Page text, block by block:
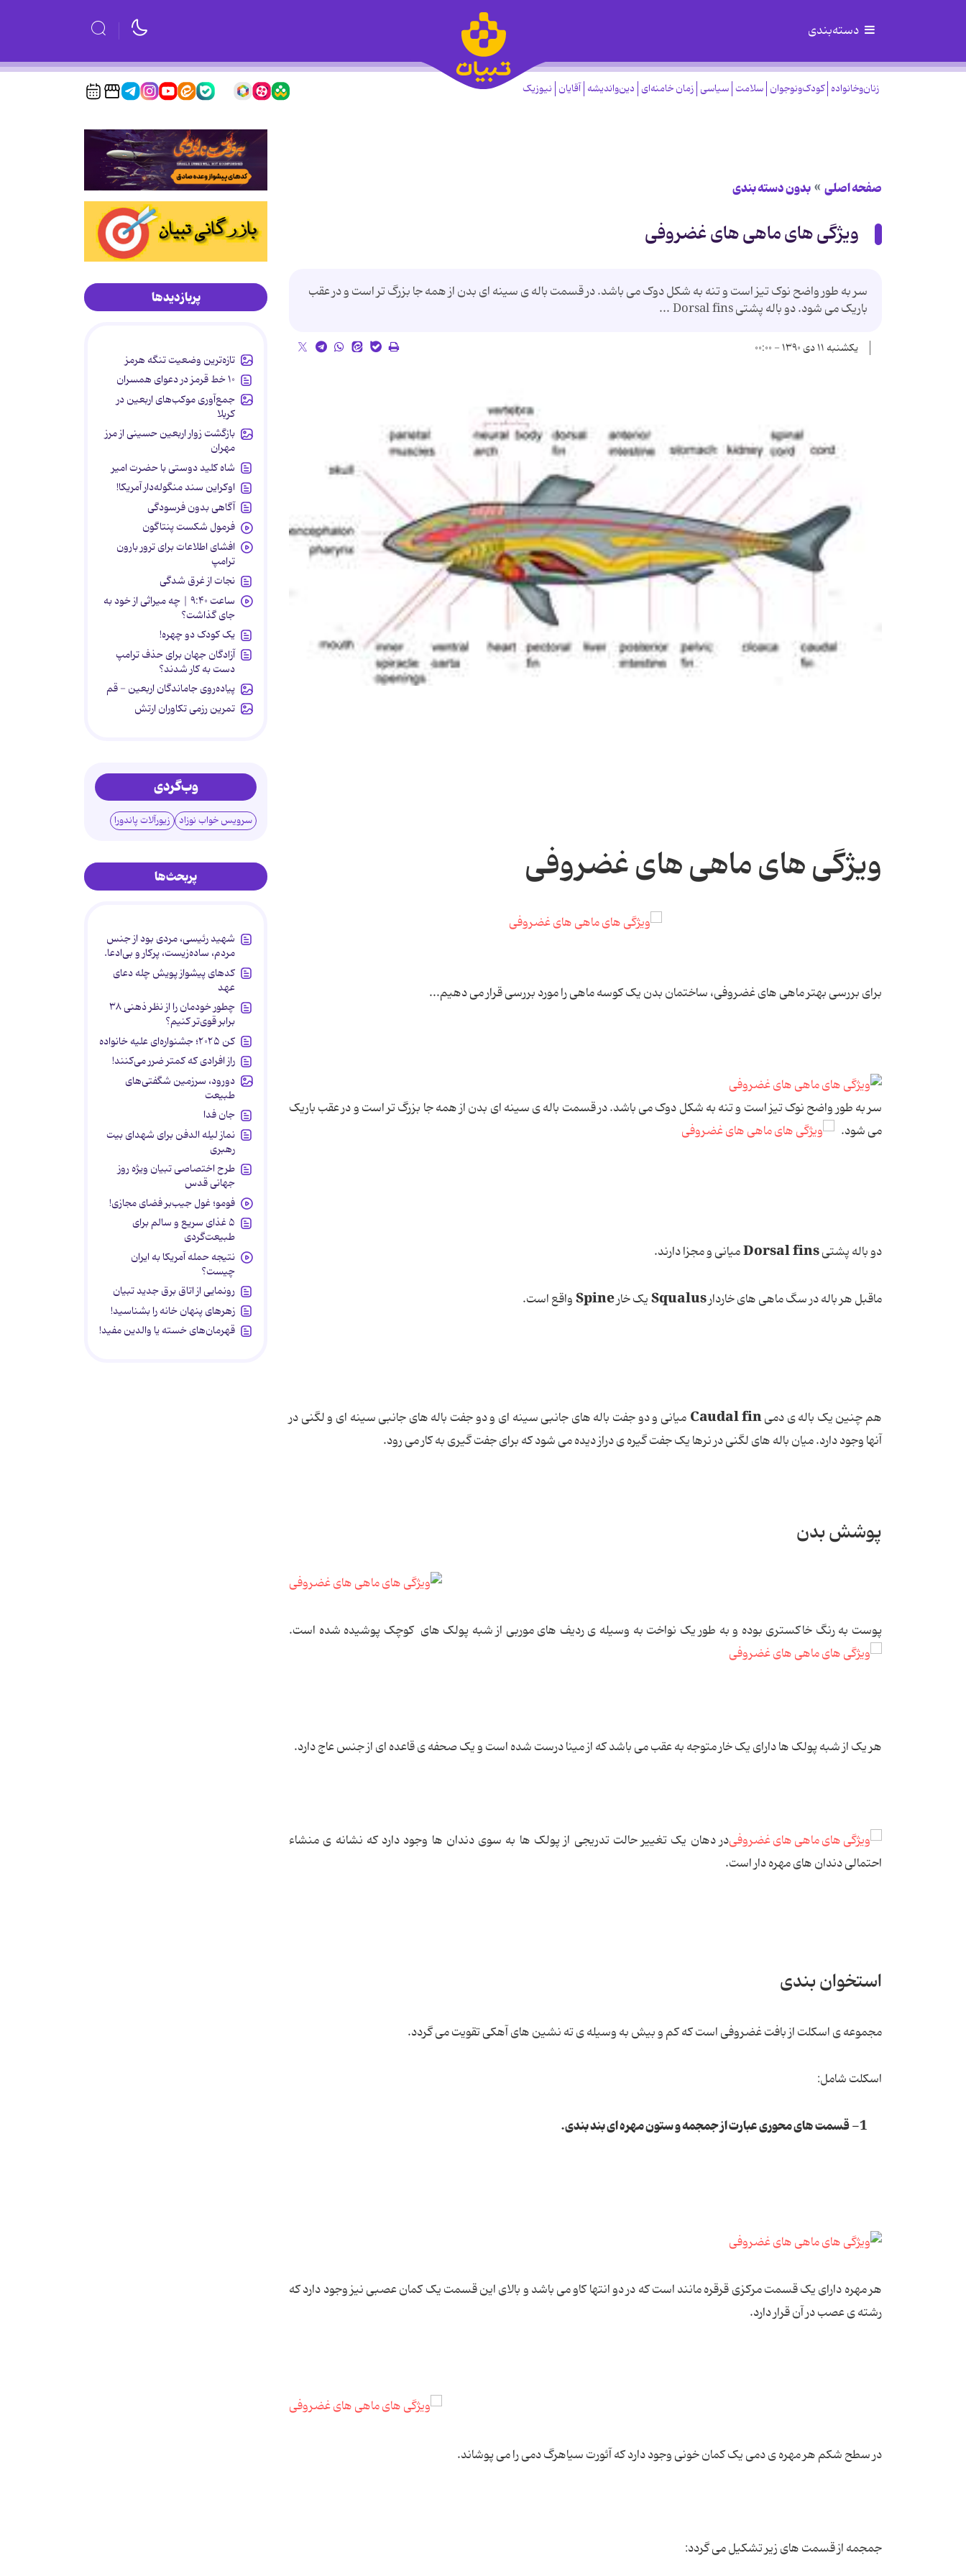
دسته‌بندی
زنان‌وخانواده کودک‌ونوجوان سلامت سیاسی زمان خامنه‌ای دین‌واندیشه آقایان نیوزیک
صفحه اصلی بدون دسته بندی
ویژگی های ماهی های غضروفی
سر به طور واضح نوک تیز است و تنه به شکل دوک می باشد. در قسمت باله ی سینه ای بدن از همه جا بزرگ تر است و در عقب
باریک می شود. دو باله پشتی Dorsal fins ...
یکشنبه ۱۱ دی ۱۳۹۰ - ۰۰:۰۰
ویژگی های ماهی های غضروفی
برای بررسی بهتر ماهی های غضروفی، ساختمان بدن یک کوسه ماهی را مورد بررسی قرار می دهیم...
سر به طور واضح نوک تیز است و تنه به شکل دوک می باشد. در قسمت باله ی سینه ای بدن از همه جا بزرگ تر است و در عقب باریک
می شود.
دو باله پشتیDorsal finsمیانی و مجزا دارند.
ماقبل هر باله در سگ ماهی های خاردارSqualusیک خارSpineواقع است.
هم چنین یک باله ی دمی
میانی و دو جفت باله های جانبی سینه ای و دو جفت باله های جانبی سینه ای و لگنی در
آنها وجود دارد. میان باله های لگنی در نرها یک جفت گیره ی دراز دیده می شود که برای جفت گیری به کار می رود.
پوشش بدن
پوست به رنگ خاکستری بوده و به طور یک نواخت به وسیله ی ردیف های موربی از شبه پولک های کوچک پوشیده شده است.
هر یک از شبه پولک ها دارای یک خار متوجه به عقب می باشد که از مینا درست شده است و یک صحفه ی قاعده ای از جنس عاج دارد.
در دهان یک تغییر حالت تدریجی از پولک ها به سوی دندان ها وجود دارد که نشانه ی منشاء
احتمالی دندان های مهره دار است.
استخوان بندی
مجموعه ی اسکلت از بافت غضروفی است که کم و بیش به وسیله ی ته نشین های آهکی تقویت می گردد.
اسکلت شامل:
1- قسمت های محوری عبارت از جمجمه و ستون مهره ای بند بندی.
هر مهره دارای یک قسمت مرکزی قرقره مانند است که در دو انتها کاو می باشد و بالای این قسمت یک کمان عصبی نیز وجود دارد که
رشته ی عصب در آن قرار دارد.
در سطح شکم هر مهره ی دمی یک کمان خونی وجود دارد که آئورت سیاهرگ دمی را می پوشاند.
جمجمه از قسمت های زیر تشکیل می گردد:
پربازدیدها
تازه‌ترین وضعیت تنگه هرمز
۱۰ خط قرمز در دعوای همسران
جمع‌آوری موکب‌های اربعین در
کربلا
بازگشت زوار اربعین حسینی از مرز
مهران
شاه کلید دوستی با حضرت امیر
اوکراین سند منگوله‌دار آمریکا!
آگاهی بدون فرسودگی
فرمول شکست پنتاگون
افشای اطلاعات برای ترور بارون
ترامپ
نجات از غرق شدگی
ساعت ۹:۴۰ | چه میراثی از خود به
جای گذاشت؟
یک کودک دو چهره!
آزادگان جهان برای حذف ترامپ
دست به کار شدند؟
پیاده‌روی جاماندگان اربعین - قم
تمرین رزمی تکاوران ارتش
وب‌گردی
سرویس خواب نوزاد زیورآلات پاندورا
پربحث‌ها
شهید رئیسی، مردی بود از جنس
مردم، ساده‌زیست، پرکار و بی‌ادعا.
کدهای پیشواز پویش چله دعای
عهد
چطور خودمان را از نظر ذهنی ۳۸
برابر قوی‌تر کنیم؟
کن ۲۰۲۵؛ جشنواره‌ای علیه خانواده
راز افرادی که کمتر ضرر می‌کنند!
دورود، سرزمین شگفتی‌های
طبیعت
جان فدا
نماز لیله الدفن برای شهدای بیت
رهبری
طرح اختصاصی تبیان ویژه روز
جهانی قدس
فومو؛ غول جیب‌بر فضای مجازی!
۵ غذای سریع و سالم برای
طبیعت‌گردی
نتیجه حمله آمریکا به ایران
چیست؟
رونمایی از اتاق برق جدید تبیان
زهرهای پنهان خانه را بشناسید!
قهرمان‌های خسته یا والدین مفید!